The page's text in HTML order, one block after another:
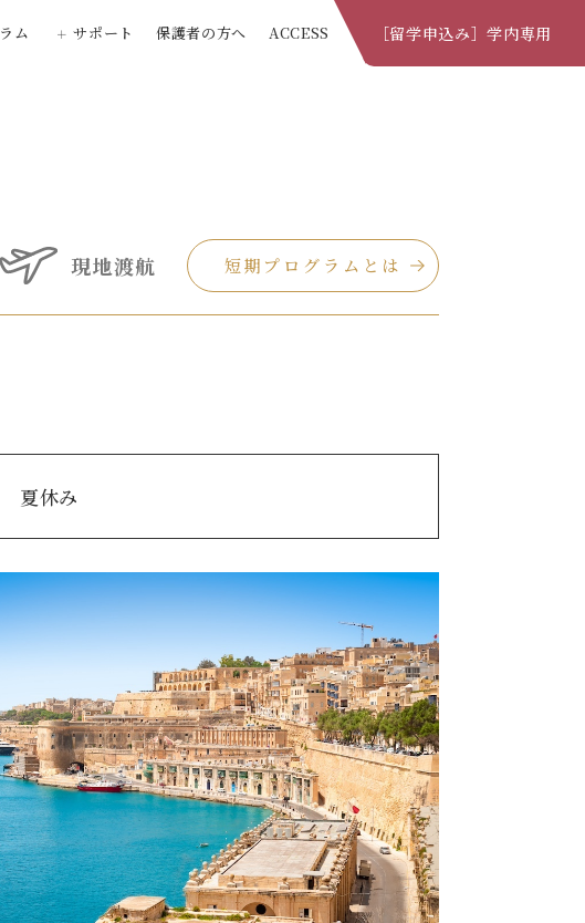
ム
学プログラム
サポート
国際部窓口
保護者の方へ ACCESS ［留学申込み］学内専用
現地渡航 短期プログラムとは
夏休み